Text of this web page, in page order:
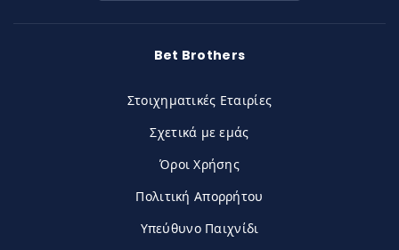
Bet Brothers
Στοιχηματικές Εταιρίες
Σχετικά με εμάς
Όροι Χρήσης
Πολιτική Απορρήτου
Υπεύθυνο Παιχνίδι